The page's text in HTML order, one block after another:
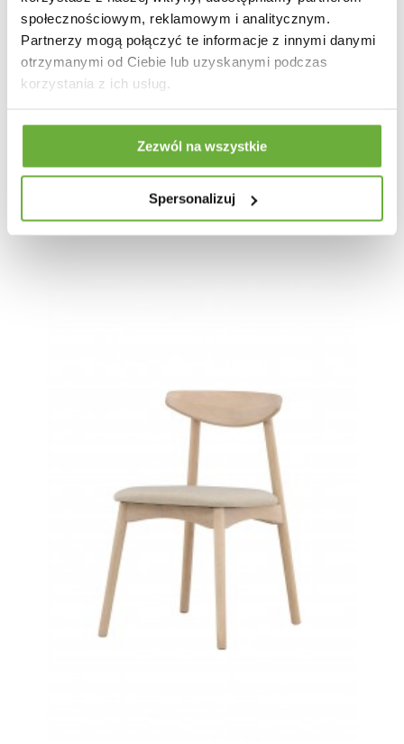
społecznościowym, reklamowym i analitycznym.
Partnerzy mogą połączyć te informacje z innymi danymi
otrzymanymi od Ciebie lub uzyskanymi podczas
korzystania z ich usług.
Zezwól na wszystkie
Spersonalizuj
KRZESŁO OBROTOWE KARA BEŻOWE
1 004,83 zł1 196,23 zł